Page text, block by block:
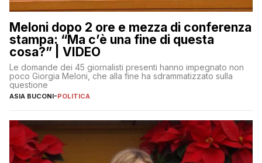
Meloni dopo 2 ore e mezza di conferenza
stampa: “Ma c’è una fine di questa
cosa?” | VIDEO
Le domande dei 45 giornalisti presenti hanno impegnato non
poco Giorgia Meloni, che alla fine ha sdrammatizzato sulla
questione
ASIA BUCONI-POLITICA